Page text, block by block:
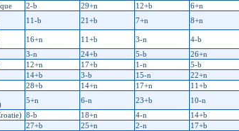
2-b 29+n 12+b 6+n
11-b 21+b 7+n 8+n
16+n 11+b 3-n 4-b
3-n 24+b 5-b 26+n
12+n 17+b 1-n 5-b
14+b 3-b 15-n 22+n
28+b 14+n 17+n 11+b
5+n 6-n 23+b 10-n
8-b 18+n 4-n 14+b
27+b 25+n 2-n 17+b